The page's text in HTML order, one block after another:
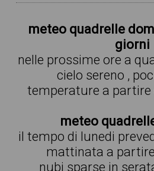
meteo quadrelle
giorni
nelle prossime ore a
cielo sereno ,
temperature a partire
meteo
il tempo di lunedi
mattinata a
nubi sparse in